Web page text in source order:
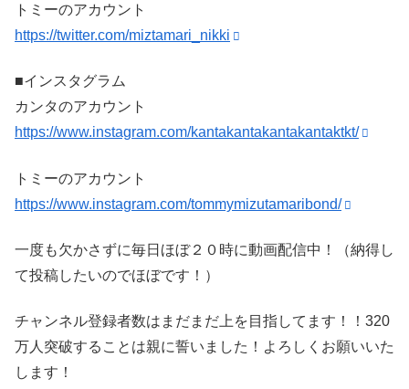
トミーのアカウント
https://twitter.com/miztamari_nikki
■インスタグラム
カンタのアカウント
https://www.instagram.com/kantakantakantakantaktkt/
トミーのアカウント
https://www.instagram.com/tommymizutamaribond/
一度も欠かさずに毎日ほぼ２０時に動画配信中！（納得し
て投稿したいのでほぼです！）
チャンネル登録者数はまだまだ上を目指してます！！320
万人突破することは親に誓いました！よろしくお願いいた
します！